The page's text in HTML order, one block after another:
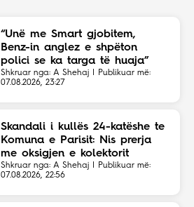
“Unë me Smart gjobitem,
Benz-in anglez e shpëton
polici se ka targa të huaja”
Shkruar nga: A Shehaj | Publikuar më:
07.08.2026, 23:27
Skandali i kullës 24-katëshe te
Komuna e Parisit: Nis prerja
me oksigjen e kolektorit
magjistral në fshehtësi
Shkruar nga: A Shehaj | Publikuar më:
07.08.2026, 22:56